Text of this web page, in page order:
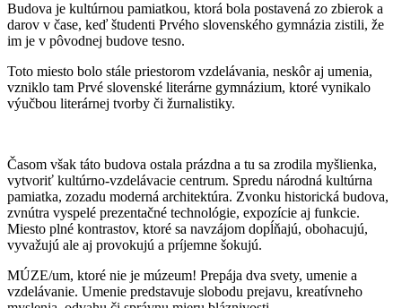
Budova je kultúrnou pamiatkou, ktorá bola postavená zo zbierok a
darov v čase, keď študenti Prvého slovenského gymnázia zistili, že
im je v pôvodnej budove tesno.
Toto miesto bolo stále priestorom vzdelávania, neskôr aj umenia,
vzniklo tam Prvé slovenské literárne gymnázium, ktoré vynikalo
výučbou literárnej tvorby či žurnalistiky.
Časom však táto budova ostala prázdna a tu sa zrodila myšlienka,
vytvoriť kultúrno-vzdelávacie centrum. Spredu národná kultúrna
pamiatka, zozadu moderná architektúra. Zvonku historická budova,
zvnútra vyspelé prezentačné technológie, expozície aj funkcie.
Miesto plné kontrastov, ktoré sa navzájom dopĺňajú, obohacujú,
vyvažujú ale aj provokujú a príjemne šokujú.
MÚZE/um, ktoré nie je múzeum! Prepája dva svety, umenie a
vzdelávanie. Umenie predstavuje slobodu prejavu, kreatívneho